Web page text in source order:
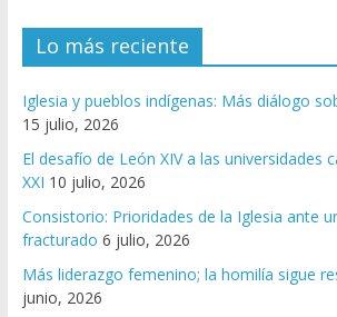
Lo más reciente
Iglesia y pueblos indígenas: Más diálogo
15 julio, 2026
El desafío de León XIV a las universidades
XXI 10 julio, 2026
Consistorio: Prioridades de la Iglesia ante
fracturado 6 julio, 2026
Más liderazgo femenino; la homilía sigue
junio, 2026